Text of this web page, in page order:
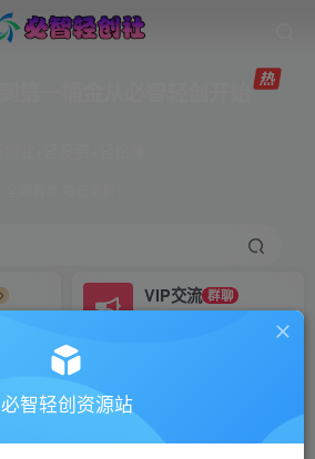
VIP交流 群聊
研究探讨更多创业项目路子。
搭建同款网站，自己当老板
必智轻创资源站